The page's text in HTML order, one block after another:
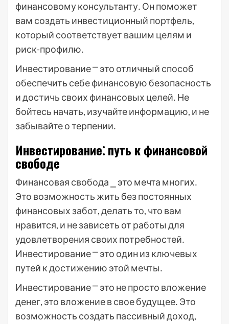
финансовому консультанту․ Он поможет
вам создать инвестиционный портфель,
который соответствует вашим целям и
риск-профилю․
Инвестирование ⎻ это отличный способ
обеспечить себе финансовую безопасность
и достичь своих финансовых целей․ Не
бойтесь начать, изучайте информацию, и не
забывайте о терпении․
Инвестирование⁚ путь к финансовой
свободе
Финансовая свобода ⎯ это мечта многих․
Это возможность жить без постоянных
финансовых забот, делать то, что вам
нравится, и не зависеть от работы для
удовлетворения своих потребностей․
Инвестирование ⎻ это один из ключевых
путей к достижению этой мечты․
Инвестирование ⎻ это не просто вложение
денег, это вложение в свое будущее․ Это
возможность создать пассивный доход,